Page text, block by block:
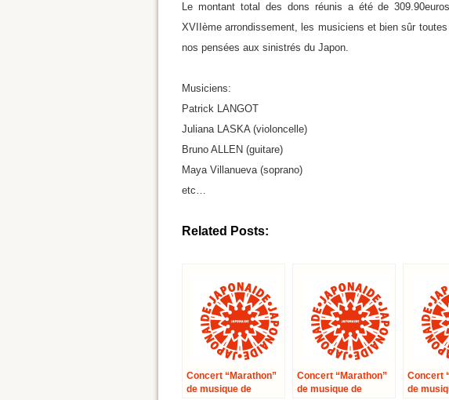
Le montant total des dons réunis a été de
XVIIème arrondissement, les musiciens et bien sûr
nos pensées aux sinistrés du Japon.
Musiciens:
Patrick LANGOT
Juliana LASKA (violoncelle)
Bruno ALLEN (guitare)
Maya Villanueva (soprano)
etc…
Related Posts:
Concert “Marathon”
de musique de
Concert “Marathon”
de musique de
Concert
de